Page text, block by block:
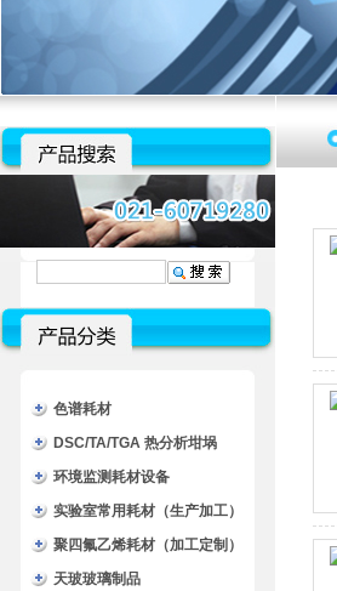
色谱耗材
DSC/TA/TGA 热分析坩埚
环境监测耗材设备
实验室常用耗材（生产加工）
聚四氟乙烯耗材（加工定制）
天玻玻璃制品